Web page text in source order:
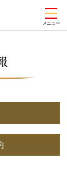
メニュー